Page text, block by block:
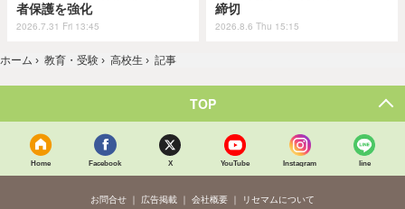
者保護を強化
2026.7.31 Fri 13:45
締切
2026.8.6 Thu 15:15
ホーム › 教育・受験 › 高校生 › 記事
TOP
Home Facebook X YouTube Instagram line
お問合せ 広告掲載 会社概要
リセマムについて